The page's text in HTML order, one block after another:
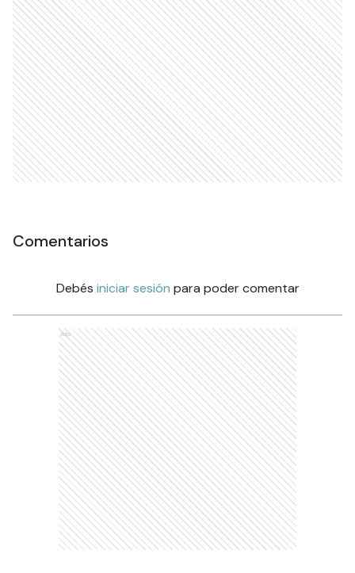
Comentarios
Debés iniciar sesión para poder comentar
Ads